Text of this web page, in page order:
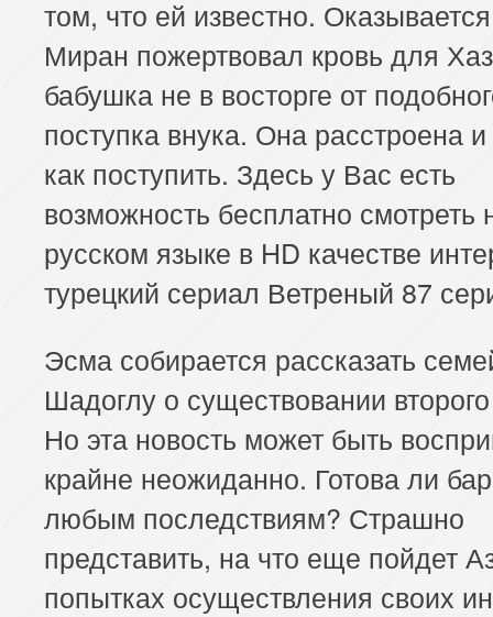
том, что ей известно.
Миран пожертвовал кровь для
бабушка не в восторге от
поступка внука. Она расстроена
как поступить. Здесь у Вас есть
возможность бесплатно смотреть
русском языке в HD качестве
турецкий сериал Ветреный 87
Эсма собирается рассказать
Шадоглу о существовании
Но эта новость может быть
крайне неожиданно. Готова ли
любым последствиям? Страшно
представить, на что еще пойдет
попытках осуществления своих